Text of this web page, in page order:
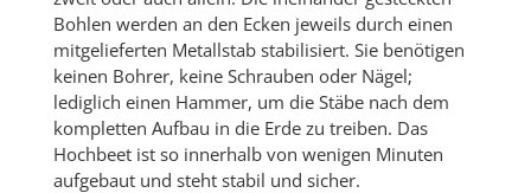
Bohlen werden an den Ecken jeweils durch einen
mitgelieferten Metallstab stabilisiert. Sie benötigen
keinen Bohrer, keine Schrauben oder Nägel;
lediglich einen Hammer, um die Stäbe nach dem
kompletten Aufbau in die Erde zu treiben. Das
Hochbeet ist so innerhalb von wenigen Minuten
aufgebaut und steht stabil und sicher.